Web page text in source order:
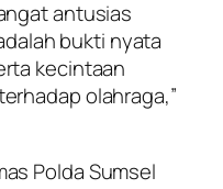
antusias
bukti nyata
kecintaan
olahraga,”
Polda Sumsel